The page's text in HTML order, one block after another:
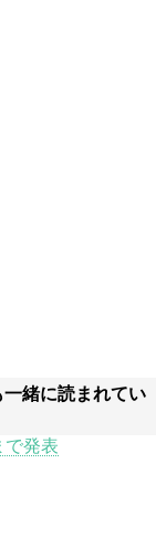
緒に読まれてい
で発表